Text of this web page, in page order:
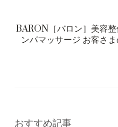
ビ
ゲ
ョ
BARON［バロン］美容整
ンパマッサージ お客さ
おすすめ記事